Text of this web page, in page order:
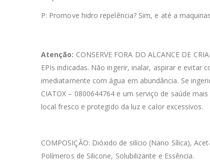
P: Promove hidro repelência? Sim, e até a
Atenção: CONSERVE FORA DO ALCANCE DE
EPIs indicadas. Não ingerir, inalar, aspirar e
imediatamente com água em abundância. Se
CIATOX – 0800644764 e um serviço de saúde
local fresco e protegido da luz e calor excessivos.
COMPOSIÇÃO: Dióxido de silício (Nano Sílica),
Polímeros de Silicone, Solubilizante e Essência.